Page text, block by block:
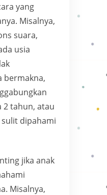
yang
Misalnya,
suara,
usia
bermakna,
2 tahun, atau
dipahami
jika anak
Misalnya,